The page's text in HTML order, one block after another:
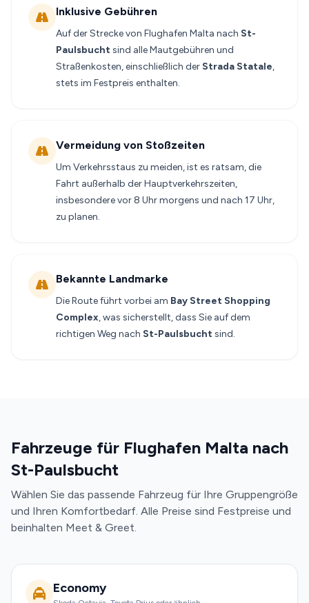
Inklusive Gebühren
Auf der Strecke von Flughafen Malta nach St-
Paulsbuchtsind alle Mautgebühren und
Straßenkosten, einschließlich der Strada Statale,
stets im Festpreis enthalten.
Vermeidung von Stoßzeiten
Um Verkehrsstaus zu meiden, ist es ratsam, die
Fahrt außerhalb der Hauptverkehrszeiten,
insbesondere vor 8 Uhr morgens und nach 17 Uhr,
zu planen.
Bekannte Landmarke
Die Route führt vorbei am Bay Street Shopping
Complex, was sicherstellt, dass Sie auf dem
richtigen Weg nach St-Paulsbuchtsind.
Fahrzeuge für Flughafen Malta nach
St-Paulsbucht
Wählen Sie das passende Fahrzeug für Ihre Gruppengröße
und Ihren Komfortbedarf. Alle Preise sind Festpreise und
beinhalten Meet & Greet.
Economy